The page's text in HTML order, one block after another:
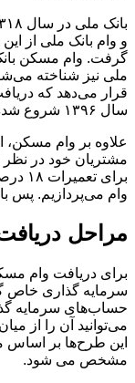
و وام بانک ملی از
گرفت. وام مسکن
ملی نیز شناخته
قرار می‌دهد که
سال ۱۳۹۶ شروع شده است.
علاوه بر وام مسکن،
مشتریان خود در
وام می‌پردازیم. پس
مراحل
برای دریافت وام
سرمایه گذاری خاص
حساب‌های سرمایه
می‌توانید آن را از
این طرح‌ها بر اساس
مشخص می شود.